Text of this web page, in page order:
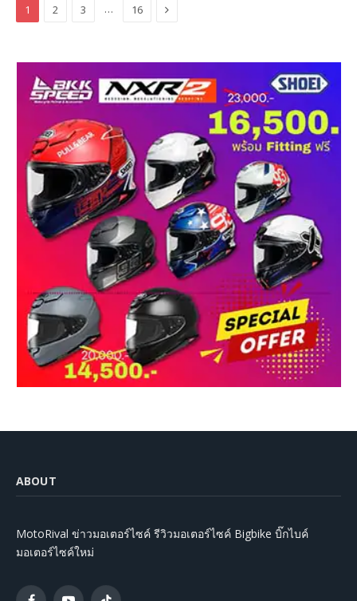
1 2 3 … 16 Next
ABOUT
MotoRival ข่าวมอเตอร์ไซค์ รีวิวมอเตอร์ไซค์ Bigbike บิ๊กไบค์
มอเตอร์ไซค์ใหม่